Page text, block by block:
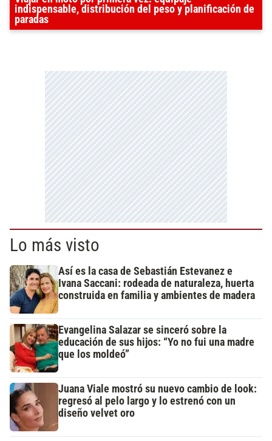
indispensable, distribución del peso y planificación de
paradas
Lo más visto
Así es la casa de Sebastián Estevanez e
Ivana Saccani: rodeada de naturaleza, huerta
construida en familia y ambientes de madera
Evangelina Salazar se sinceró sobre la
educación de sus hijos: “Yo no fui una madre
que los moldeó”
Juana Viale mostró su nuevo cambio de look:
regresó al pelo largo y lo estrenó con un
diseño velvet oro